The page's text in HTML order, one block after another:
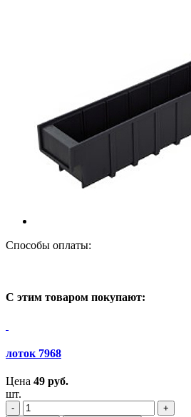
Способы оплаты:
С этим товаром покупают:
лоток 7968
Цена 49 руб.
шт.
‐
+